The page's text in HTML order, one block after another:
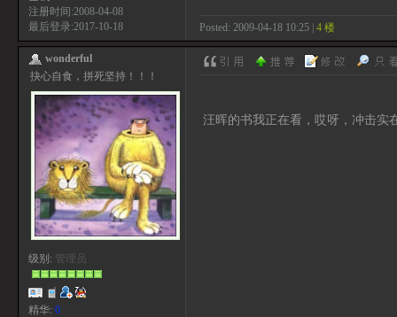
注册时间:2008-04-08
最后登录:2017-10-18
Posted: 2009-04-18 10:25 | 4 楼
wonderful
抉心自食，拼死坚持！！！
级别: 管理员
精华: 0
汪晖的书我正在看，哎呀，冲击